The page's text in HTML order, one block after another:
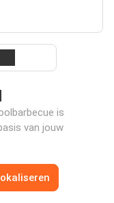
is
van jouw